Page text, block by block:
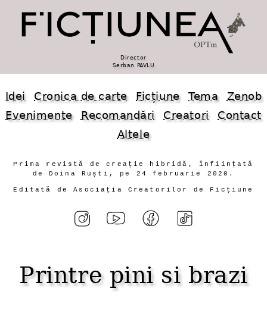
Director
Șerban PAVLU
Idei Cronica de carte Ficțiune Tema
Zenob
Evenimente
Recomandări Creatori
Contact
Altele
Prima revistă de creație hibridă, înființată
de Doina Ruști, pe 24 februarie 2020.
Editată de Asociația Creatorilor de Ficțiune
Printre pini si brazi